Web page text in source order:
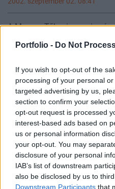
Portfolio - Do Not
If you wish to opt-out of the
processing of your personal
targeted advertising by us,
section to confirm your
opt-out request is processed
interest-based ads based on
us or personal information
your opt-out. You may
disclosure of your personal
IAB’s list of downstream
also be disclosed by us to
Downstream Participants that
A Magyar Tőkepiac mai
tájékoztatás szerint a
Companies, Inc.
Capital International, Inc.
mértéke az OTP Bank Rt.-
nagy pénzügyi befektető az
KEDVES OLVASÓNK!
A keresett cikk a
tartozik, melynek
regisztrációhoz kötött.